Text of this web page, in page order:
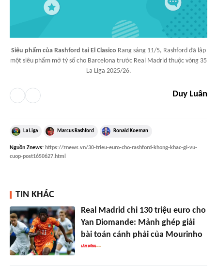
Siêu phẩm của Rashford tại El Clasico Rạng sáng 11/5, Rashford đã lập
một siêu phẩm mở tỷ số cho Barcelona trước Real Madrid thuộc vòng 35
La Liga 2025/26.
Duy Luân
La Liga Marcus Rashford Ronald Koeman
Nguồn Znews: https://znews.vn/30-trieu-euro-cho-rashford-khong-khac-gi-vu-
cuop-post1650627.html
TIN KHÁC
Real Madrid chi 130 triệu euro cho
Yan Diomande: Mảnh ghép giải
bài toán cánh phải của Mourinho